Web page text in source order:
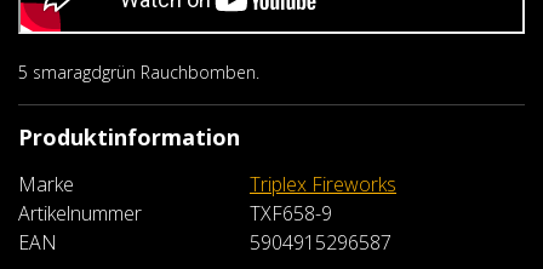
5 smaragdgrün Rauchbomben.
Produktinformation
Marke
Triplex Fireworks
Artikelnummer
TXF658-9
EAN
5904915296587